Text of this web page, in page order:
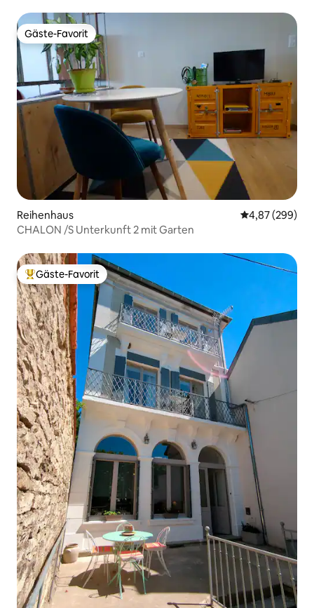
Gäste-Favorit
Gäste-Favorit
Reihenhaus
4,87 (299)
CHALON /S Unterkunft 2 mit Garten
Beliebter Gäste-Favorit.
Gäste-Favorit